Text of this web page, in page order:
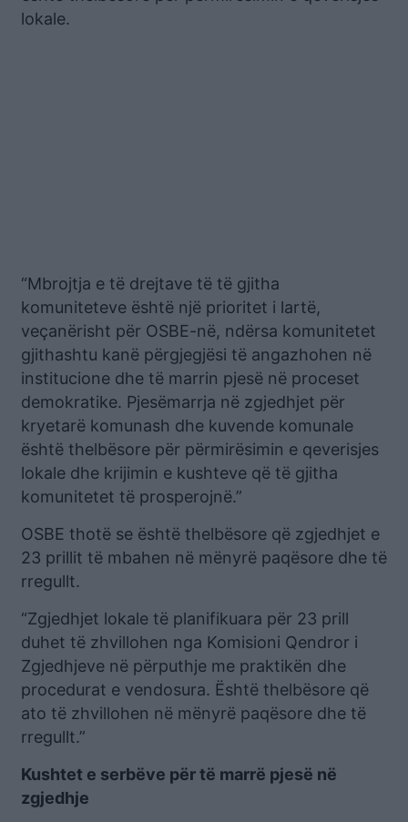
lokale.
“Mbrojtja e të drejtave të të gjitha
komuniteteve është një prioritet i lartë,
veçanërisht për OSBE-në, ndërsa komunitetet
gjithashtu kanë përgjegjësi të angazhohen në
institucione dhe të marrin pjesë në proceset
demokratike. Pjesëmarrja në zgjedhjet për
kryetarë komunash dhe kuvende komunale
është thelbësore për përmirësimin e qeverisjes
lokale dhe krijimin e kushteve që të gjitha
komunitetet të prosperojnë.”
OSBE thotë se është thelbësore që zgjedhjet e
23 prillit të mbahen në mënyrë paqësore dhe të
rregullt.
“Zgjedhjet lokale të planifikuara për 23 prill
duhet të zhvillohen nga Komisioni Qendror i
Zgjedhjeve në përputhje me praktikën dhe
procedurat e vendosura. Është thelbësore që
ato të zhvillohen në mënyrë paqësore dhe të
rregullt.”
Kushtet e serbëve për të marrë pjesë në
zgjedhje